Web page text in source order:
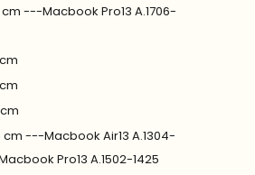
cm ---Macbook Pro13 A.1706-
cm ---Macbook Air13 A.1304-
Pro13 A.1502-1425